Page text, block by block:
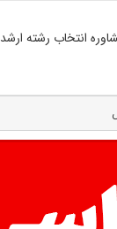
انتخاب رشته ارشد